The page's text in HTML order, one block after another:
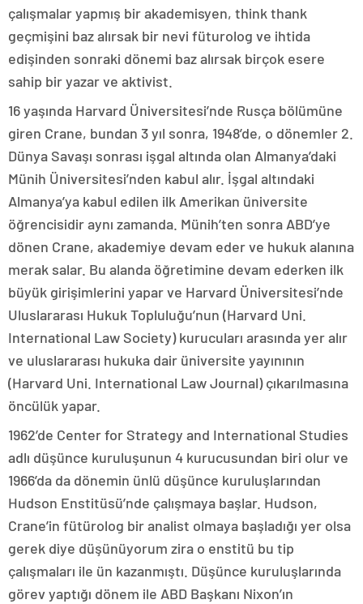
çalışmalar yapmış bir akademisyen, think thank
geçmişini baz alırsak bir nevi füturolog ve ihtida
edişinden sonraki dönemi baz alırsak birçok esere
sahip bir yazar ve aktivist.
16 yaşında Harvard Üniversitesi’nde Rusça bölümüne
giren Crane, bundan 3 yıl sonra, 1948’de, o dönemler 2.
Dünya Savaşı sonrası işgal altında olan Almanya’daki
Münih Üniversitesi’nden kabul alır. İşgal altındaki
Almanya’ya kabul edilen ilk Amerikan üniversite
öğrencisidir aynı zamanda. Münih’ten sonra ABD’ye
dönen Crane, akademiye devam eder ve hukuk alanına
merak salar. Bu alanda öğretimine devam ederken ilk
büyük girişimlerini yapar ve Harvard Üniversitesi’nde
Uluslararası Hukuk Topluluğu’nun (Harvard Uni.
International Law Society) kurucuları arasında yer alır
ve uluslararası hukuka dair üniversite yayınının
(Harvard Uni. International Law Journal) çıkarılmasına
öncülük yapar.
1962’de Center for Strategy and International Studies
adlı düşünce kuruluşunun 4 kurucusundan biri olur ve
1966’da da dönemin ünlü düşünce kuruluşlarından
Hudson Enstitüsü’nde çalışmaya başlar. Hudson,
Crane’in fütürolog bir analist olmaya başladığı yer olsa
gerek diye düşünüyorum zira o enstitü bu tip
çalışmaları ile ün kazanmıştı. Düşünce kuruluşlarında
görev yaptığı dönem ile ABD Başkanı Nixon’ın